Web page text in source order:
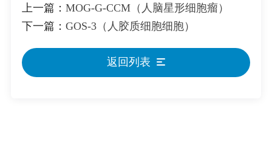
上一篇： MOG-G-CCM（人脑星形细胞瘤）
下一篇： GOS-3（人胶质细胞细胞）
返回列表